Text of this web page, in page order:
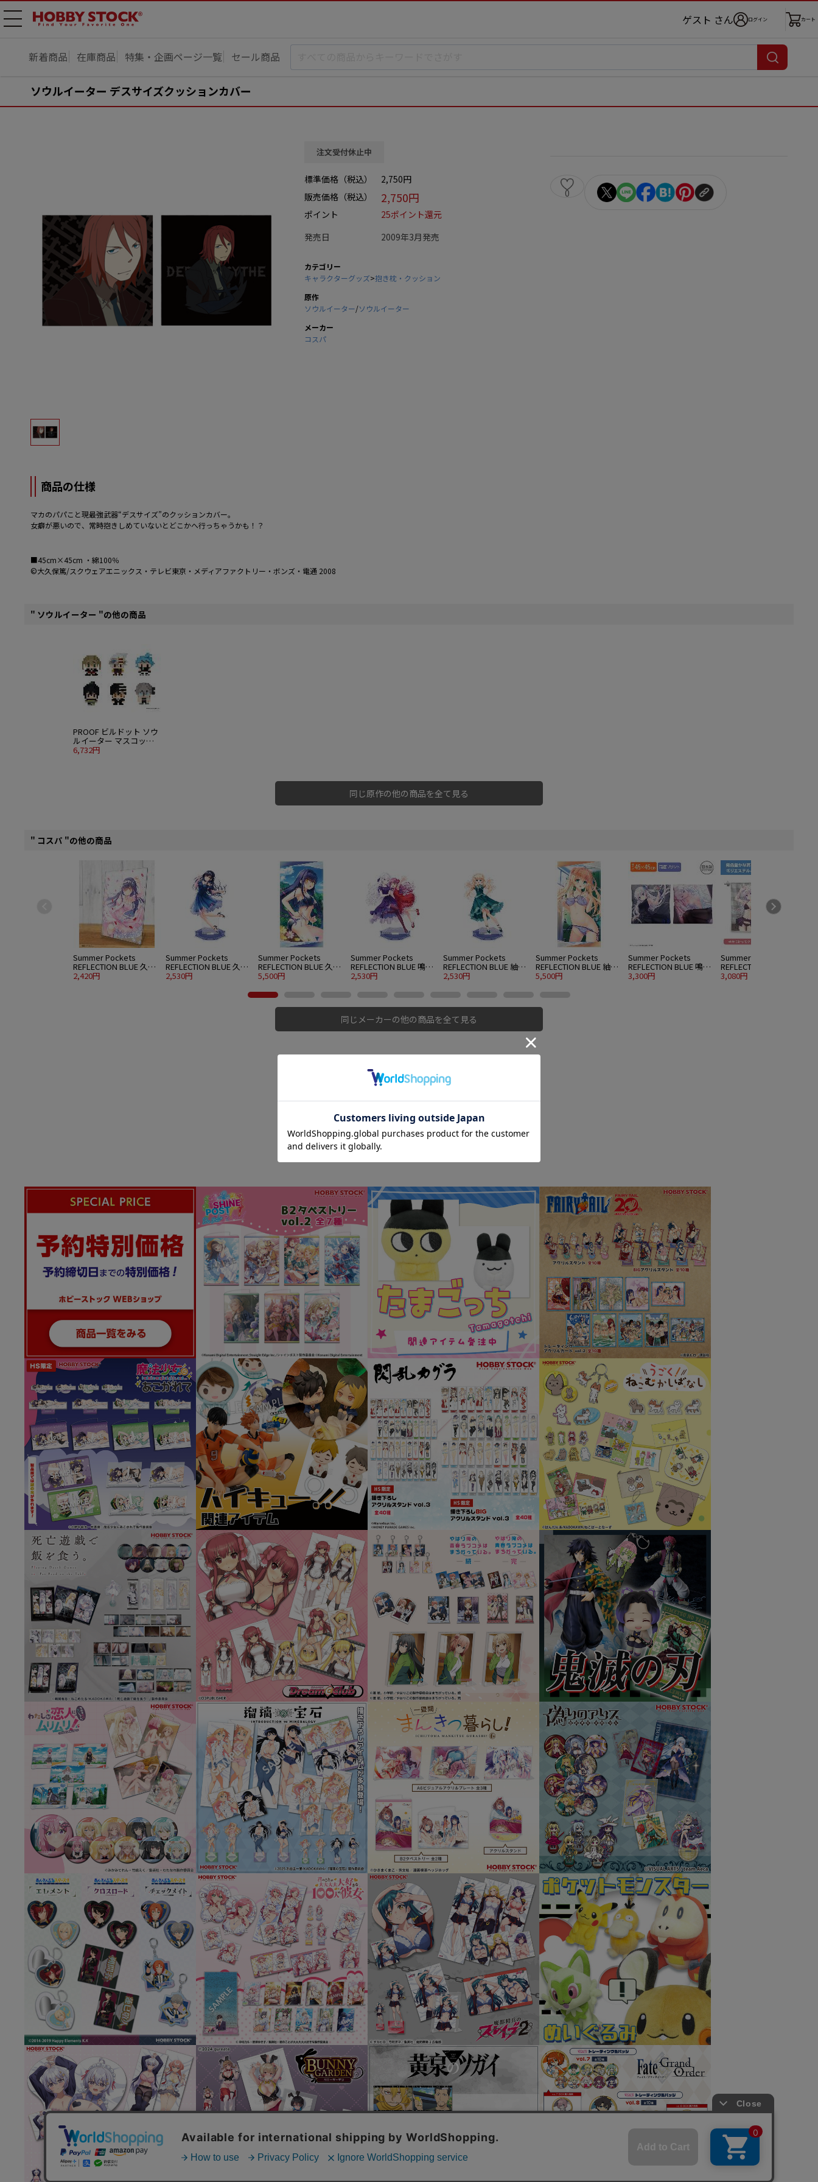
メニ
ゲスト さん ログイン カート
新着商品 在庫商品 特集・企画ページ一覧 セール商品
ソウルイーター デスサイズクッションカバー
注文受付休止中
標準価格（税込）
2,750円
販売価格（税込）
2,750円
ポイント
25ポイント還元
発売日
2009年3月発売
カテゴリー
キャラクターグッズ>抱き枕・クッション
原作
ソウルイーター/ソウルイーター
メーカー
コスパ
0
商品の仕様
マカのパパこと現最強武器“デスサイズ”のクッションカバー。
女癖が悪いので、常時抱きしめていないとどこかへ行っちゃうかも！？
■45cm×45cm ・綿100％
©大久保篤/スクウェアエニックス・テレビ東京・メディアファクトリー・ボンズ・電通 2008
" ソウルイーター "の他の商品
PROOF ビルドット ソウ
ルイーター マスコット
フィギュア 6個入り
6,732円
同じ原作の他の商品を全て見る
" コスパ "の他の商品
Summer Pockets
REFLECTION BLUE 久島
鴎 アクリルアートスタ
2,420円
Summer Pockets
REFLECTION BLUE 久島
鴎 アクリルスタンド 大
2,530円
Summer Pockets
REFLECTION BLUE 久島
鴎 120cmビッグタオル
5,500円
Summer Pockets
REFLECTION BLUE 鳴瀬
しろは＆加藤うみ アク
2,530円
Summer Pockets
REFLECTION BLUE 紬ヴ
ェンダース アクリルス
2,530円
Summer Pockets
REFLECTION BLUE 紬ヴ
ェンダース 120cmビッ
5,500円
Summer Pockets
REFLECTION BLUE 鳴瀬
しろは 両面プリントク
3,300円
Summer Pockets
REFLECTION BLUE 鳴瀬
しろは ハイブリッドフ
3,080円
同じメーカーの他の商品を全て見る